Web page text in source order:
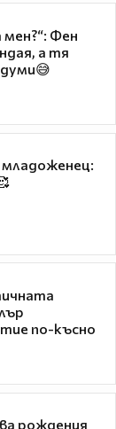
Фен
а тя
младоженец:
по-късно
рождения